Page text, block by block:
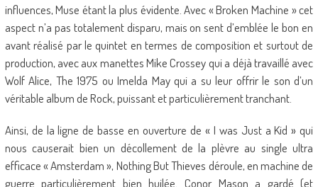
influences, Muse étant la plus évidente. Avec « Broken Machine » cet
aspect n’a pas totalement disparu, mais on sent d’emblée le bon en
avant réalisé par le quintet en termes de composition et surtout de
production, avec aux manettes Mike Crossey qui a déjà travaillé avec
Wolf Alice, The 1975 ou Imelda May qui a su leur offrir le son d’un
véritable album de Rock, puissant et particulièrement tranchant.
Ainsi, de la ligne de basse en ouverture de « I was Just a Kid » qui
nous causerait bien un décollement de la plèvre au single ultra
efficace « Amsterdam », Nothing But Thieves déroule, en machine de
guerre particulièrement bien huilée. Conor Mason a gardé (et